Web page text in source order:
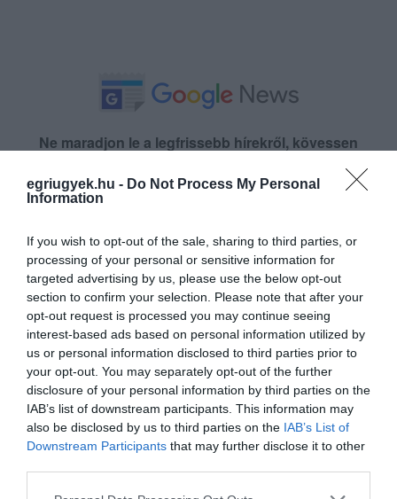
egriugyek.hu - Do Not Process My Personal
Information
If you wish to opt-out of the sale, sharing to third parties, or
processing of your personal or sensitive information for
targeted advertising by us, please use the below opt-out
section to confirm your selection. Please note that after your
opt-out request is processed you may continue seeing
interest-based ads based on personal information utilized by
us or personal information disclosed to third parties prior to
your opt-out. You may separately opt-out of the further
disclosure of your personal information by third parties on the
IAB’s list of downstream participants. This information may
also be disclosed by us to third parties on the IAB’s List of
Downstream Participants that may further disclose it to other
Please note that this website/app uses one or more Google
Ne maradjon le a legfrissebb hírekről, kövessen
bennünket az EGRI ÜGYEK Google Hírek oldalán!
Legfrissebb híreink
MAGYAR PÉTERÉK A MARGITSZIGETEN